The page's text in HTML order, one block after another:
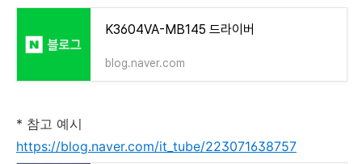
K3604VA-MB145 드라이버
blog.naver.com
* 참고 예시
https://blog.naver.com/it_tube/223071638757